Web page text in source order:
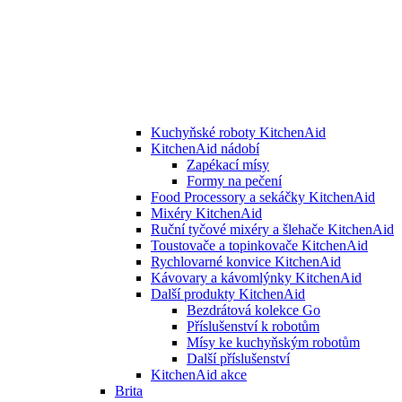
Kuchyňské roboty KitchenAid
KitchenAid nádobí
Zapékací mísy
Formy na pečení
Food Processory a sekáčky KitchenAid
Mixéry KitchenAid
Ruční tyčové mixéry a šlehače KitchenAid
Toustovače a topinkovače KitchenAid
Rychlovarné konvice KitchenAid
Kávovary a kávomlýnky KitchenAid
Další produkty KitchenAid
Bezdrátová kolekce Go
Příslušenství k robotům
Mísy ke kuchyňským robotům
Další příslušenství
KitchenAid akce
Brita